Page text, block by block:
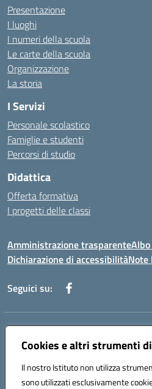
Cookies e altri strumenti
Il nostro Istituto non utilizza
sono utilizzati esclusivamente
Presentazione
I luoghi
I numeri della scuola
Le carte della scuola
Organizzazione
La storia
I Servizi
Personale scolastico
Famiglie e studenti
Percorsi di studio
Didattica
Offerta formativa
I progetti delle classi
Amministrazione trasparente
Dichiarazione di accessibilitàNote
Seguici su:
Indirizzo:
Centralino:+39 0965 78 12 60 Email:
Codice fiscale: 92034530805